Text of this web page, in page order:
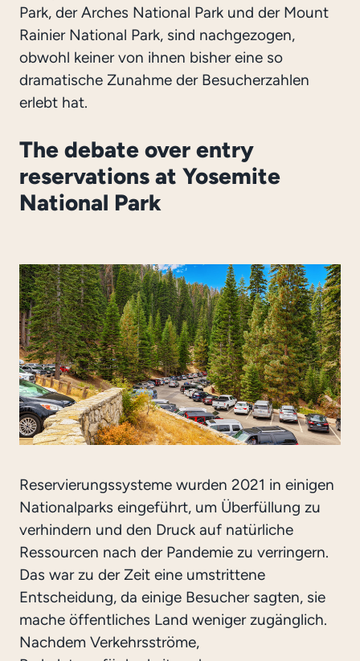
Park, der Arches National Park und der Mount
Rainier National Park, sind nachgezogen,
obwohl keiner von ihnen bisher eine so
dramatische Zunahme der Besucherzahlen
erlebt hat.
The debate over entry
reservations at Yosemite
National Park
Reservierungssysteme wurden 2021 in einigen
Nationalparks eingeführt, um Überfüllung zu
verhindern und den Druck auf natürliche
Ressourcen nach der Pandemie zu verringern.
Das war zu der Zeit eine umstrittene
Entscheidung, da einige Besucher sagten, sie
mache öffentliches Land weniger zugänglich.
Nachdem Verkehrsströme,